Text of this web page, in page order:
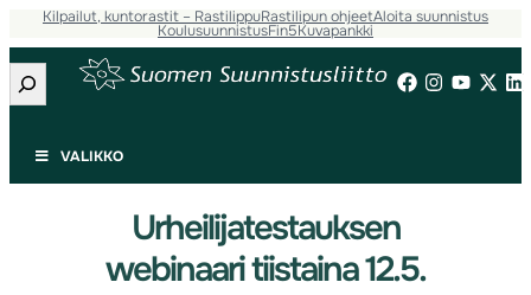
Kilpailut, kuntorastit – RastilippuRastilipun ohjeetAloita suunnistus
KoulusuunnistusFin5Kuvapankki
Etsi
VALIKKO
Urheilijatestauksen
webinaari tiistaina 12.5.